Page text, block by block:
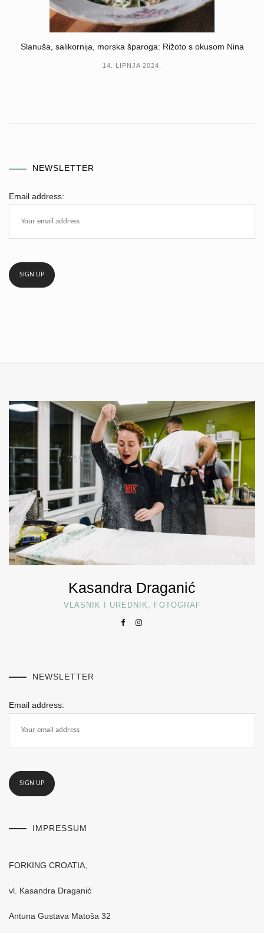
Slanuša, salikornija, morska šparoga: Rižoto s okusom Nina
14. LIPNJA 2024.
NEWSLETTER
Email address:
Kasandra Draganić
VLASNIK I UREDNIK, FOTOGRAF
NEWSLETTER
Email address:
IMPRESSUM
FORKING CROATIA,
vl. Kasandra Draganić
Antuna Gustava Matoša 32